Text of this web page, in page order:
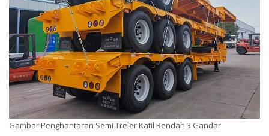
Gambar Penghantaran Semi Treler Katil Rendah 3 Gandar